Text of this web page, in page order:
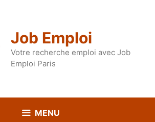
Job Emploi
Votre recherche emploi avec Job
Emploi Paris
MENU